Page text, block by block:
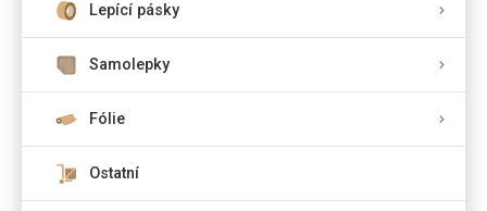
Lepící pásky
Samolepky
Fólie
Ostatní